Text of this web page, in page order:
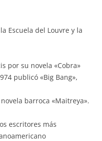
Escuela del Louvre y la
por su novela «Cobra»
publicó «Big Bang»,
barroca «Maitreya».
escritores más